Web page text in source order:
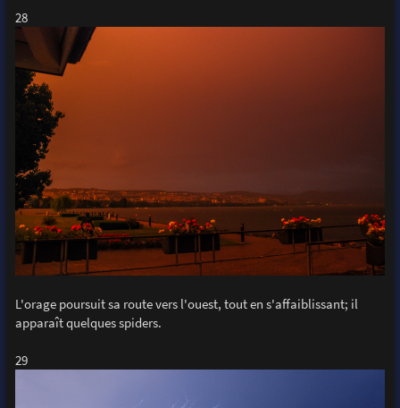
28
L'orage poursuit sa route vers l'ouest, tout en s'affaiblissant; il
apparaît quelques spiders.
29